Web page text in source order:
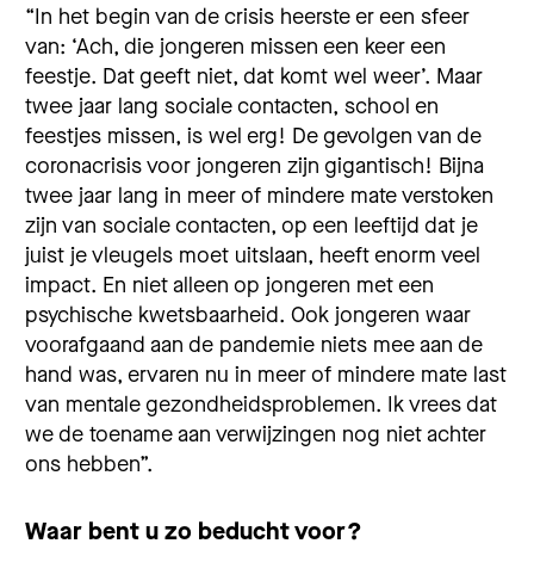
“In het begin van de crisis heerste er een sfeer
van: ‘Ach, die jongeren missen een keer een
feestje. Dat geeft niet, dat komt wel weer’. Maar
twee jaar lang sociale contacten, school en
feestjes missen, is wel erg! De gevolgen van de
coronacrisis voor jongeren zijn gigantisch! Bijna
twee jaar lang in meer of mindere mate verstoken
zijn van sociale contacten, op een leeftijd dat je
juist je vleugels moet uitslaan, heeft enorm veel
impact. En niet alleen op jongeren met een
psychische kwetsbaarheid. Ook jongeren waar
voorafgaand aan de pandemie niets mee aan de
hand was, ervaren nu in meer of mindere mate last
van mentale gezondheidsproblemen. Ik vrees dat
we de toename aan verwijzingen nog niet achter
ons hebben”.
Waar bent u zo beducht voor?